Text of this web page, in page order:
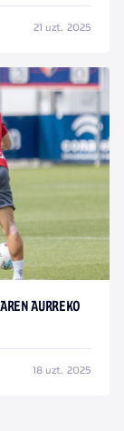
21 uzt. 2025
AURREKO
18 uzt. 2025